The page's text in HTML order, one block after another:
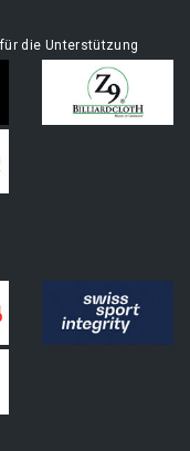
die Unterstützung